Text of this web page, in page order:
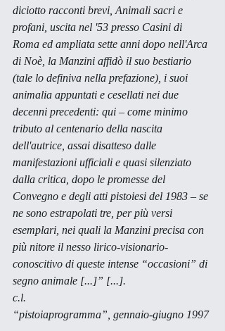
diciotto racconti brevi, Animali sacri e
profani , uscita nel '53 presso Casini di
Roma ed ampliata sette anni dopo nell'Arca
di Noè , la Manzini affidò il suo bestiario
(tale lo definiva nella prefazione), i suoi
animalia appuntati e cesellati nei due
decenni precedenti: qui – come minimo
tributo al centenario della nascita
dell'autrice, assai disatteso dalle
manifestazioni ufficiali e quasi silenziato
dalla critica, dopo le promesse del
Convegno e degli atti pistoiesi del 1983 – se
ne sono estrapolati tre, per più versi
esemplari, nei quali la Manzini precisa con
più nitore il nesso lirico-visionario-
conoscitivo di queste intense “occasioni” di
segno animale [...]” [...].
c.l.
“pistoiaprogramma”, gennaio-giugno 1997